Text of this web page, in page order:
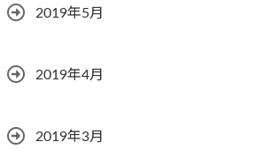
2019年5月
2019年4月
2019年3月